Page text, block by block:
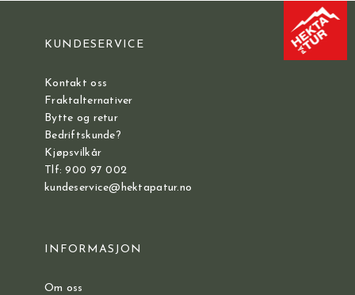
KUNDESERVICE
Kontakt oss
Fraktalternativer
Bytte og retur
Bedriftskunde?
Kjøpsvilkår
Tlf: 900 97 002
kundeservice@hektapatur.no
INFORMASJON
Om oss